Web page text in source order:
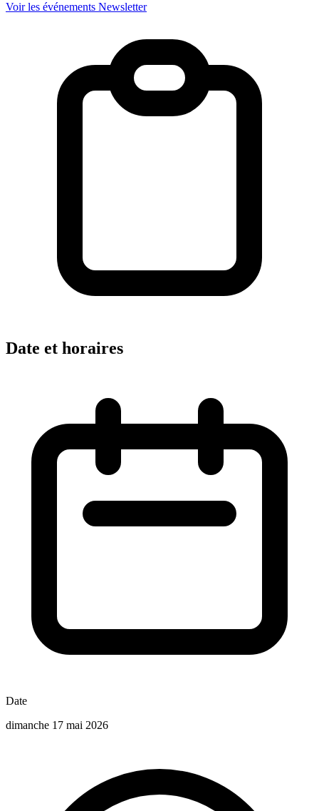
Voir les événements Newsletter
Date et horaires
Date
dimanche 17 mai 2026